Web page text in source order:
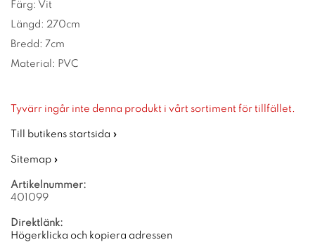
Färg: Vit
Längd: 270cm
Bredd: 7cm
Material: PVC
Tyvärr ingår inte denna produkt i vårt sortiment för tillfället.
Till butikens startsida »
Sitemap »
Artikelnummer:
401099
Direktlänk:
Högerklicka och kopiera adressen